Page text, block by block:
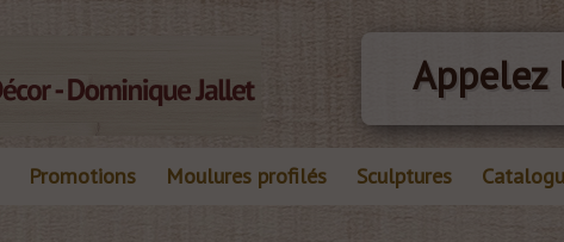
Appelez
Promotions Moulures profilés Sculptures